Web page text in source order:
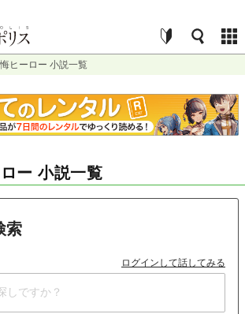
ヒーロー 小説一覧
ー 小説一覧
索
ログインして話してみる